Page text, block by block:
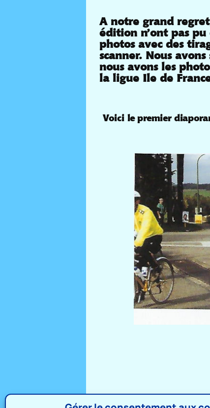
A notre grand
édition n’ont pas
photos avec des
scanner. Nous
nous avons les
la ligue Ile de
Voici le premier